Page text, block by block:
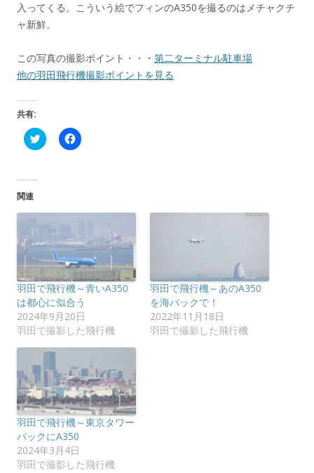
入ってくる。こういう絵でフィンのA350を撮るのはメチャクチ
ャ新鮮。
この写真の撮影ポイント・・・ 第二ターミナル駐車場
他の羽田飛行機撮影ポイントを見る
共有:
ク
リ
i
r
共
有
(
新
し
い
ウ
ィ
ン
ド
ウ
開
き
ま
す
)
F
a
で
る
に
は
ク
リ
ッ
ク
し
て
く
だ
さ
(
新
し
い
ウ
ィ
ン
ウ
で
開
き
関連
羽田で飛行機～青いA350
は都心に似合う
2024年9月20日
羽田で撮影した飛行機
羽田で飛行機～あのA350
を海バックで！
2022年11月18日
羽田で撮影した飛行機
羽田で飛行機～東京タワー
バックにA350
2024年3月4日
羽田で撮影した飛行機